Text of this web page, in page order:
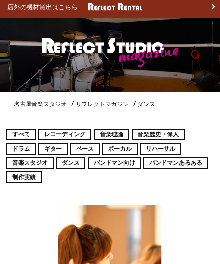
店外の機材貸出はこちら
名古屋音楽スタジオ リフレクトマガジン ダンス
すべて レコーディング 音楽理論 音楽歴史・偉人
ドラム ギター ベース ボーカル リハーサル
音楽スタジオ ダンス バンドマン向け バンドマンあるある
制作実績